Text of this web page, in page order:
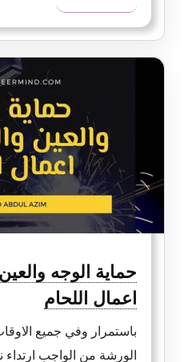
دليل
شامل
السيرة
الذاتية
CV
حماية الوجه
اعمال اللحام
باستمرار وفي جميع
الورشة من الواجب ارتداء